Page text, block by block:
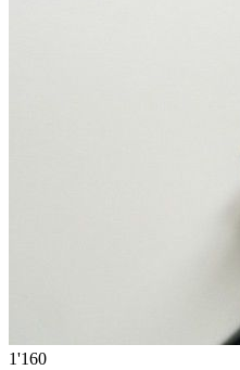
1'160